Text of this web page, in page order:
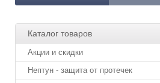
Каталог товаров
Акции и скидки
Нептун - защита от протечек